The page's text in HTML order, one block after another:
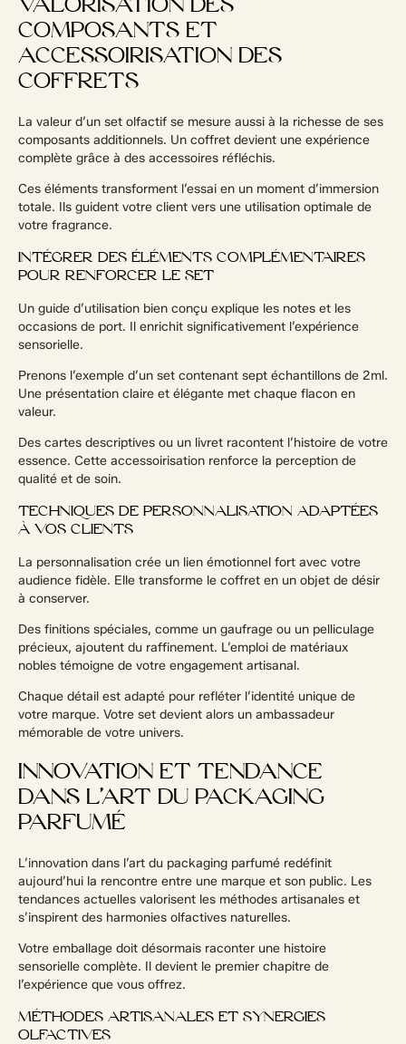
VALORISATION DES
COMPOSANTS ET
ACCESSOIRISATION DES
COFFRETS
La valeur d’un set olfactif se mesure aussi à la richesse de ses
composants additionnels. Un coffret devient une expérience
complète grâce à des accessoires réfléchis.
Ces éléments transforment l’essai en un moment d’immersion
totale. Ils guident votre client vers une utilisation optimale de
votre fragrance.
INTÉGRER DES ÉLÉMENTS COMPLÉMENTAIRES
POUR RENFORCER LE SET
Un guide d’utilisation bien conçu explique les notes et les
occasions de port. Il enrichit significativement l’expérience
sensorielle.
Prenons l’exemple d’un set contenant sept échantillons de 2ml.
Une présentation claire et élégante met chaque flacon en
valeur.
Des cartes descriptives ou un livret racontent l’histoire de votre
essence. Cette accessoirisation renforce la perception de
qualité et de soin.
TECHNIQUES DE PERSONNALISATION ADAPTÉES
À VOS CLIENTS
La personnalisation crée un lien émotionnel fort avec votre
audience fidèle. Elle transforme le coffret en un objet de désir
à conserver.
Des finitions spéciales, comme un gaufrage ou un pelliculage
précieux, ajoutent du raffinement. L’emploi de matériaux
nobles témoigne de votre engagement artisanal.
Chaque détail est adapté pour refléter l’identité unique de
votre marque. Votre set devient alors un ambassadeur
mémorable de votre univers.
INNOVATION ET TENDANCE
DANS L’ART DU PACKAGING
PARFUMÉ
L’innovation dans l’art du packaging parfumé redéfinit
aujourd’hui la rencontre entre une marque et son public. Les
tendances actuelles valorisent les méthodes artisanales et
s’inspirent des harmonies olfactives naturelles.
Votre emballage doit désormais raconter une histoire
sensorielle complète. Il devient le premier chapitre de
l’expérience que vous offrez.
MÉTHODES ARTISANALES ET SYNERGIES
OLFACTIVES